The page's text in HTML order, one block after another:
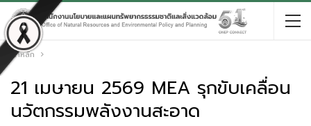
หน้าหลัก
21 เมษายน 2569 MEA รุกขับเคลื่อน
นวัตกรรมพลังงานสะอาด